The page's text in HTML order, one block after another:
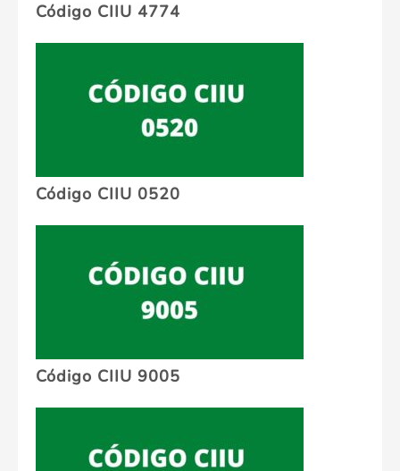
Código CIIU 4774
Código CIIU 0520
Código CIIU 9005